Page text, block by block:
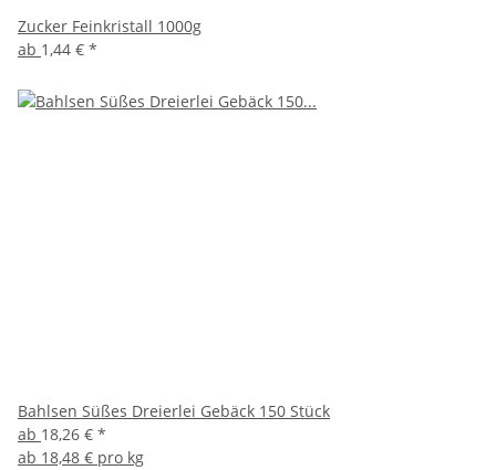
Zucker Feinkristall 1000g
ab 1,44 € *
Bahlsen Süßes Dreierlei Gebäck 150 Stück
ab 18,26 € *
ab 18,48 € pro kg